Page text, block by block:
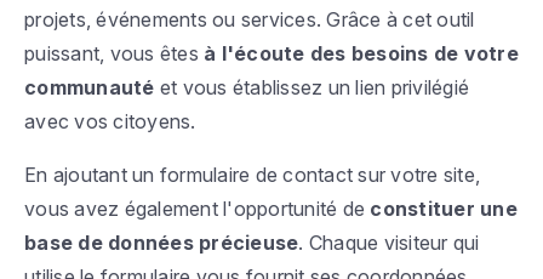
projets, événements ou services. Grâce à cet outil
puissant, vous êtes à l'écoute des besoins de votre
communauté et vous établissez un lien privilégié
avec vos citoyens.
En ajoutant un formulaire de contact sur votre site,
vous avez également l'opportunité de constituer une
base de données précieuse. Chaque visiteur qui